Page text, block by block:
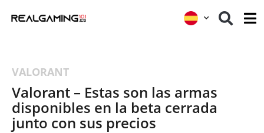
VALORANT
Valorant – Estas son las armas
disponibles en la beta cerrada
junto con sus precios